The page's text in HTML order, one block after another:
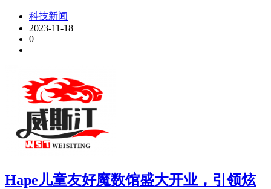
科技新闻
2023-11-18
0
Hape儿童友好魔数馆盛大开业，引领炫